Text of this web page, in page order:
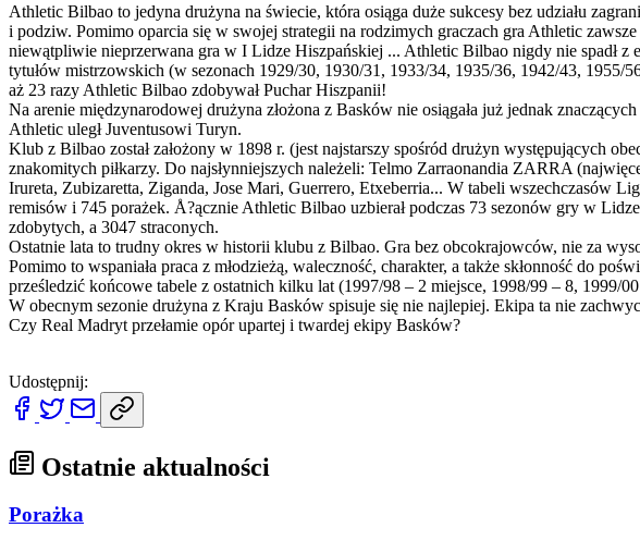
Athletic Bilbao to jedyna drużyna na świecie, która osiąga duże sukcesy bez udziału
i podziw. Pomimo oparcia się w swojej strategii na rodzimych graczach gra Athletic
niewątpliwie nieprzerwana gra w I Lidze Hiszpańskiej ... Athletic Bilbao nigdy nie spadł
tytułów mistrzowskich (w sezonach 1929/30, 1930/31, 1933/34, 1935/36, 1942/43,
aż 23 razy Athletic Bilbao zdobywał Puchar Hiszpanii!
Na arenie międzynarodowej drużyna złożona z Basków nie osiągała już jednak
Athletic uległ Juventusowi Turyn.
Klub z Bilbao został założony w 1898 r. (jest najstarszy spośród drużyn występujących
znakomitych piłkarzy. Do najsłynniejszych należeli: Telmo Zarraonandia ZARRA
Irureta, Zubizaretta, Ziganda, Jose Mari, Guerrero, Etxeberria... W tabeli wszechczasów
remisów i 745 porażek. Å?ącznie Athletic Bilbao uzbierał podczas 73 sezonów gry w
zdobytych, a 3047 straconych.
Ostatnie lata to trudny okres w historii klubu z Bilbao. Gra bez obcokrajowców, nie za
Pomimo to wspaniała praca z młodzieżą, waleczność, charakter, a także skłonność do
prześledzić końcowe tabele z ostatnich kilku lat (1997/98 – 2 miejsce, 1998/99 – 8, 1999/
W obecnym sezonie drużyna z Kraju Basków spisuje się nie najlepiej. Ekipa ta nie
Czy Real Madryt przełamie opór upartej i twardej ekipy Basków?
Udostępnij:
Ostatnie aktualności
Porażka